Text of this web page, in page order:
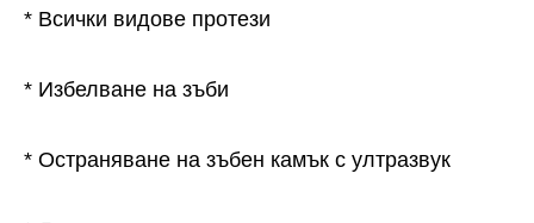
* Всички видове протези
* Избелване на зъби
* Остраняване на зъбен камък с ултразвук